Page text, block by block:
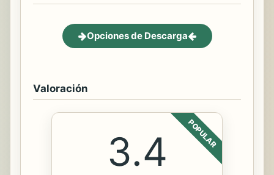
Opciones de Descarga
Valoración
POPULAR
3.4